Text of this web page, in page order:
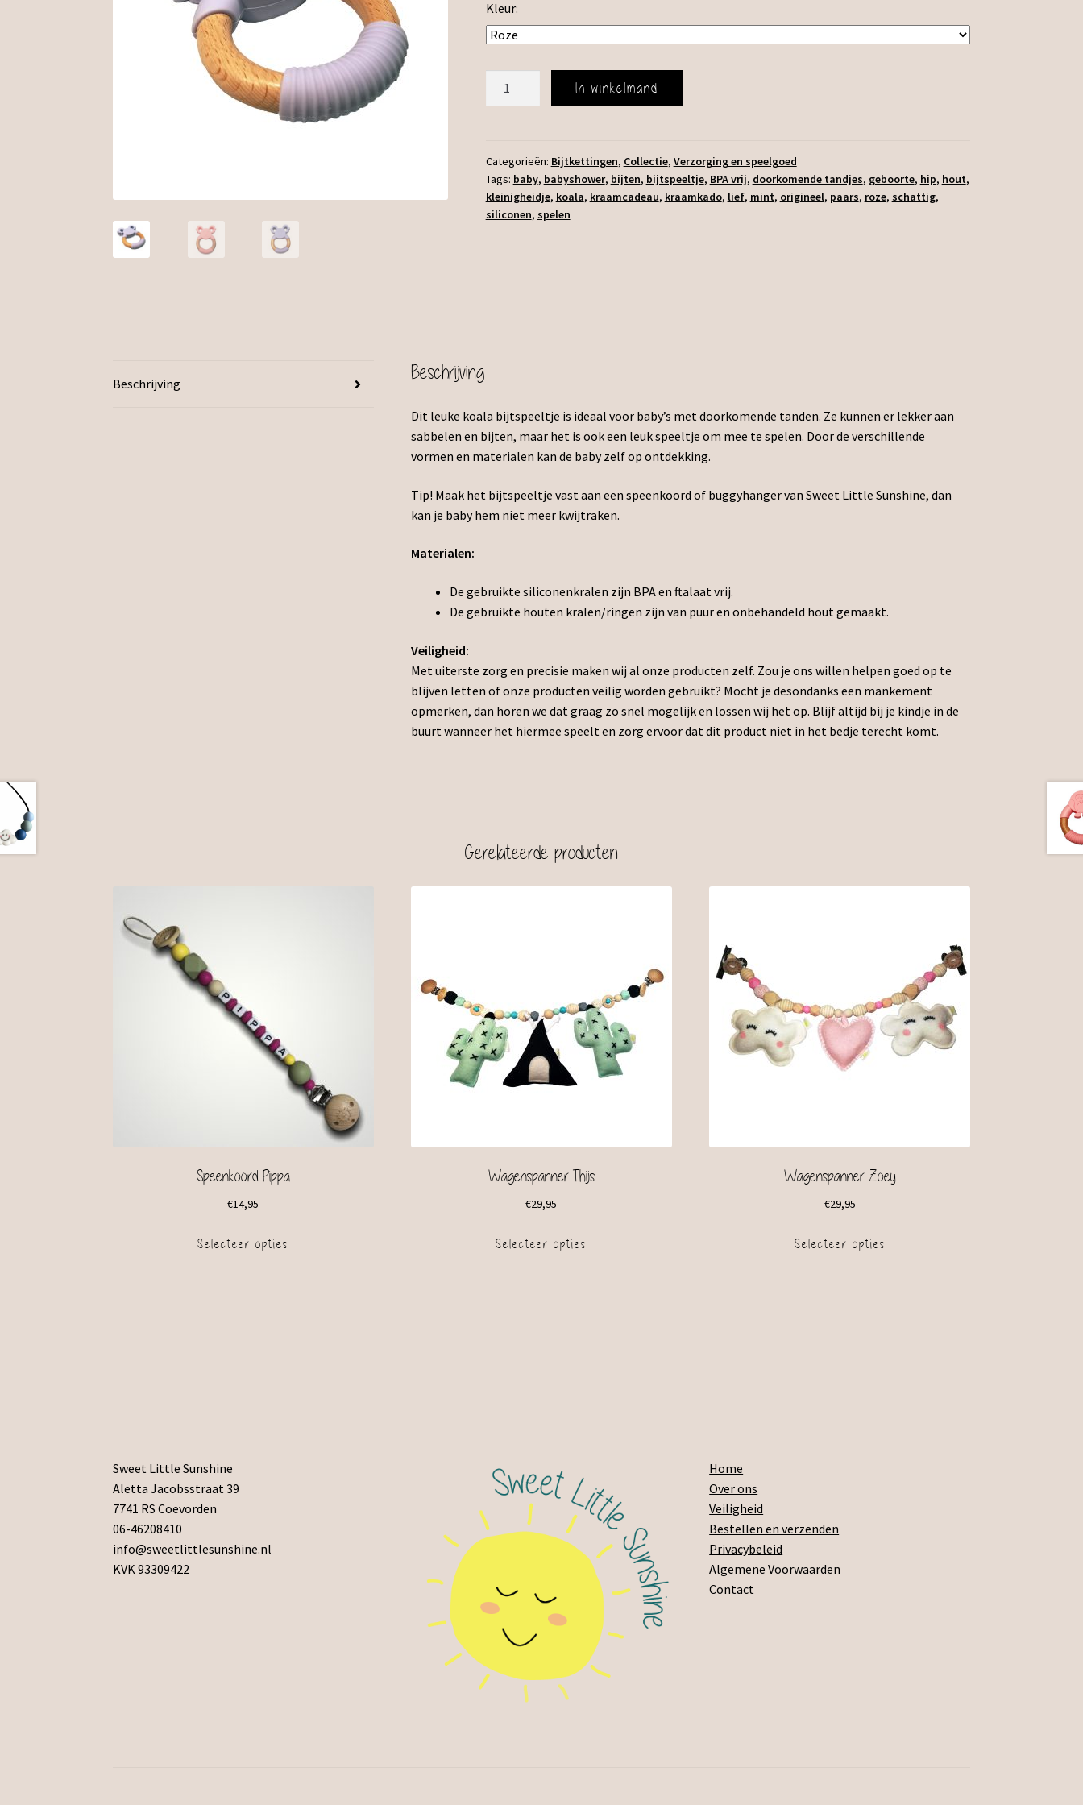
Kleur:
In winkelmand
Categorieën: Bijtkettingen, Collectie, Verzorging en speelgoed
Tags: baby, babyshower, bijten, bijtspeeltje, BPA vrij, doorkomende tandjes, geboorte, hip, hout,
kleinigheidje, koala, kraamcadeau, kraamkado, lief, mint, origineel, paars, roze, schattig,
siliconen, spelen
Beschrijving Beschrijving
Dit leuke koala bijtspeeltje is ideaal voor baby’s met doorkomende tanden. Ze kunnen er lekker aan
sabbelen en bijten, maar het is ook een leuk speeltje om mee te spelen. Door de verschillende
vormen en materialen kan de baby zelf op ontdekking.
Tip! Maak het bijtspeeltje vast aan een speenkoord of buggyhanger van Sweet Little Sunshine, dan
kan je baby hem niet meer kwijtraken.
Materialen:
De gebruikte siliconenkralen zijn BPA en ftalaat vrij.
De gebruikte houten kralen/ringen zijn van puur en onbehandeld hout gemaakt.
Veiligheid:
Met uiterste zorg en precisie maken wij al onze producten zelf. Zou je ons willen helpen goed op te
blijven letten of onze producten veilig worden gebruikt? Mocht je desondanks een mankement
opmerken, dan horen we dat graag zo snel mogelijk en lossen wij het op. Blijf altijd bij je kindje in de
buurt wanneer het hiermee speelt en zorg ervoor dat dit product niet in het bedje terecht komt.
Gerelateerde producten
Speenkoord Pippa
€14,95
Selecteer opties
Wagenspanner Thijs
€29,95
Selecteer opties
Wagenspanner Zoey
€29,95
Selecteer opties
Sweet Little Sunshine
Aletta Jacobsstraat 39
7741 RS Coevorden
06-46208410
info@sweetlittlesunshine.nl
KVK 93309422
Home
Over ons
Veiligheid
Bestellen en verzenden
Privacybeleid
Algemene Voorwaarden
Contact